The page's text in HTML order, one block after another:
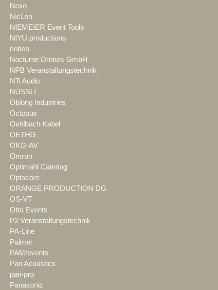
Nexo
NicLen
NIEMEIER Event Tools
NIYU.productions
nobeo
Nocturne Drones GmbH
NPB Veranstaltungstechnik
NTi Audio
NÜSSLI
Oblong Industries
Octopus
Oehlbach Kabel
OETHG
OKG-AV
Omron
Optimahl Catering
Optocore
ORANGE PRODUCTION DG
OS-VT
Otto Events
P2 Veranstaltungstechnik
PA-Line
Palmer
PAM/events
Pan Acoustics
pan-pro
Panasonic